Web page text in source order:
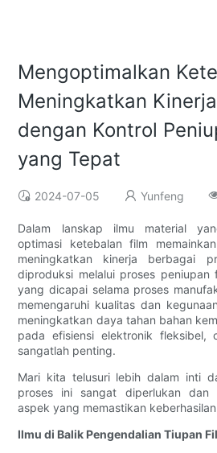
Mengoptimalkan
Meningkatkan
dengan Kontrol
yang Tepat
2024-07-05 Yunfeng
Dalam lanskap ilmu material
optimasi ketebalan film
meningkatkan kinerja berbagai
diproduksi melalui proses peniupan
yang dicapai selama proses
memengaruhi kualitas dan
meningkatkan daya tahan bahan
pada efisiensi elektronik fleksibel,
sangatlah penting.
Mari kita telusuri lebih dalam inti
proses ini sangat diperlukan dan
aspek yang memastikan
Ilmu di Balik Pengendalian Tiupan